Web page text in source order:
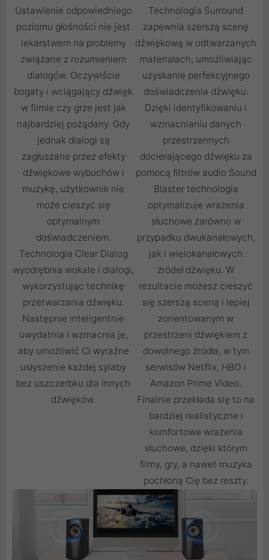
Ustawienie odpowiedniego
poziomu głośności nie jest
lekarstwem na problemy
związane z rozumieniem
dialogów. Oczywiście
bogaty i wciągający dźwięk
w filmie czy grze jest jak
najbardziej pożądany. Gdy
jednak dialogi są
zagłuszane przez efekty
dźwiękowe wybuchów i
muzykę, użytkownik nie
może cieszyć się
optymalnym
doświadczeniem.
Technologia Clear Dialog
wyodrębnia wokale i dialogi,
wykorzystując technikę
przetwarzania dźwięku.
Następnie inteligentnie
uwydatnia i wzmacnia je,
aby umożliwić Ci wyraźne
usłyszenie każdej sylaby
bez uszczerbku dla innych
dźwięków.
Technologia Surround
zapewnia szerszą scenę
dźwiękową w odtwarzanych
materiałach, umożliwiając
uzyskanie perfekcyjnego
doświadczenia dźwięku.
Dzięki identyfikowaniu i
wzmacnianiu danych
przestrzennych
docierającego dźwięku za
pomocą filtrów audio Sound
Blaster technologia
optymalizuje wrażenia
słuchowe zarówno w
przypadku dwukanałowych,
jak i wielokanałowych
źródeł dźwięku. W
rezultacie możesz cieszyć
się szerszą sceną i lepiej
zorientowanym w
przestrzeni dźwiękiem z
dowolnego źródła, w tym
serwisów Netflix, HBO i
Amazon Prime Video.
Finalnie przekłada się to na
bardziej realistyczne i
komfortowe wrażenia
słuchowe, dzięki którym
filmy, gry, a nawet muzyka
pochłoną Cię bez reszty.